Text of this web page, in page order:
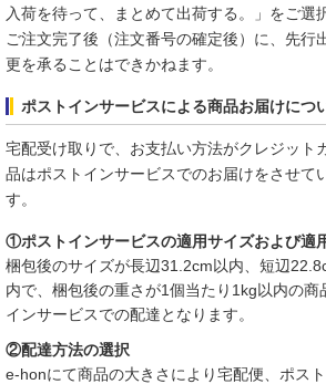
入荷を待って、まとめて出荷する。」をご選
ご注文完了後（注文番号の確定後）に、先行
更を承ることはできかねます。
ポストインサービスによる商品お届けにつ
宅配受け取りで、お支払い方法がクレジット
品はポストインサービスでのお届けをさせて
す。
①ポストインサービスの適用サイズおよび適
梱包後のサイズが長辺31.2cm以内、短辺
内で、梱包後の重さが1個当たり1kg以内の商
インサービスでの配達となります。
②配達方法の選択
e-honにて商品の大きさにより宅配便、ポス